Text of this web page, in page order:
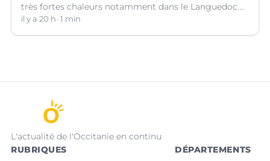
très fortes chaleurs notamment dans le Languedoc.
Jusqu’à quand ?
il y a 20 h 1 min
L'actualité de l'Occitanie en continu
RUBRIQUES
DÉPARTEMENTS